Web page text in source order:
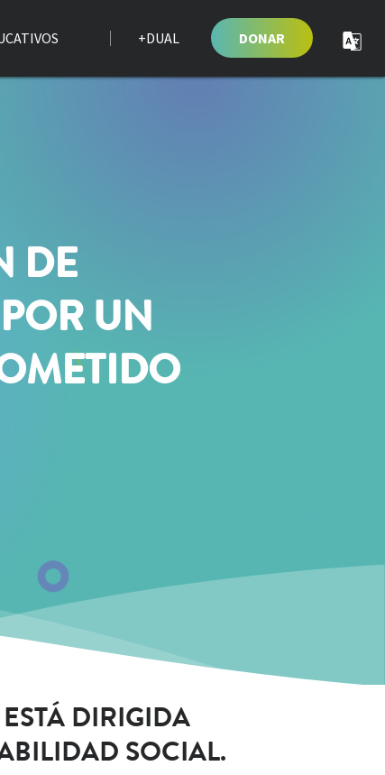
+DUAL DONAR
DE
UN
DIRIGIDA
SOCIAL.